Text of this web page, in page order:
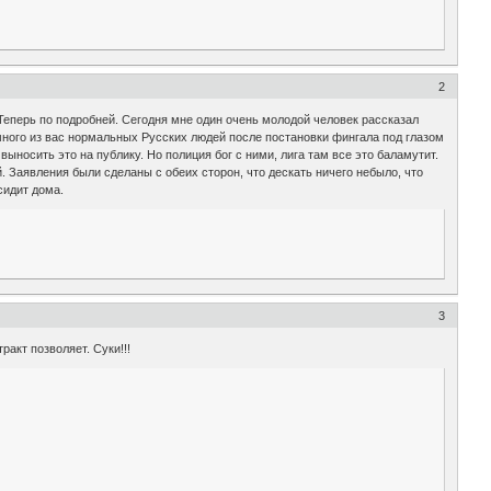
2
Сегодня мне один очень молодой человек рассказал
из вас нормальных Русских людей после постановки фингала под глазом
это на публику. Но полиция бог с ними, лига там все это баламутит.
Заявления были сделаны с обеих сторон, что дескать ничего небыло, что
дома.
3
позволяет. Суки!!!